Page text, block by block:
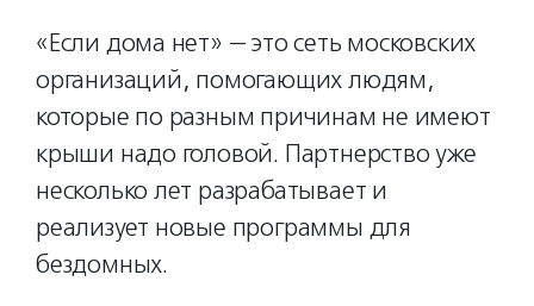
«Если дома нет» — это сеть московских
организаций, помогающих людям,
которые по разным причинам не имеют
крыши надо головой. Партнерство уже
несколько лет разрабатывает и
реализует новые программы для
бездомных.